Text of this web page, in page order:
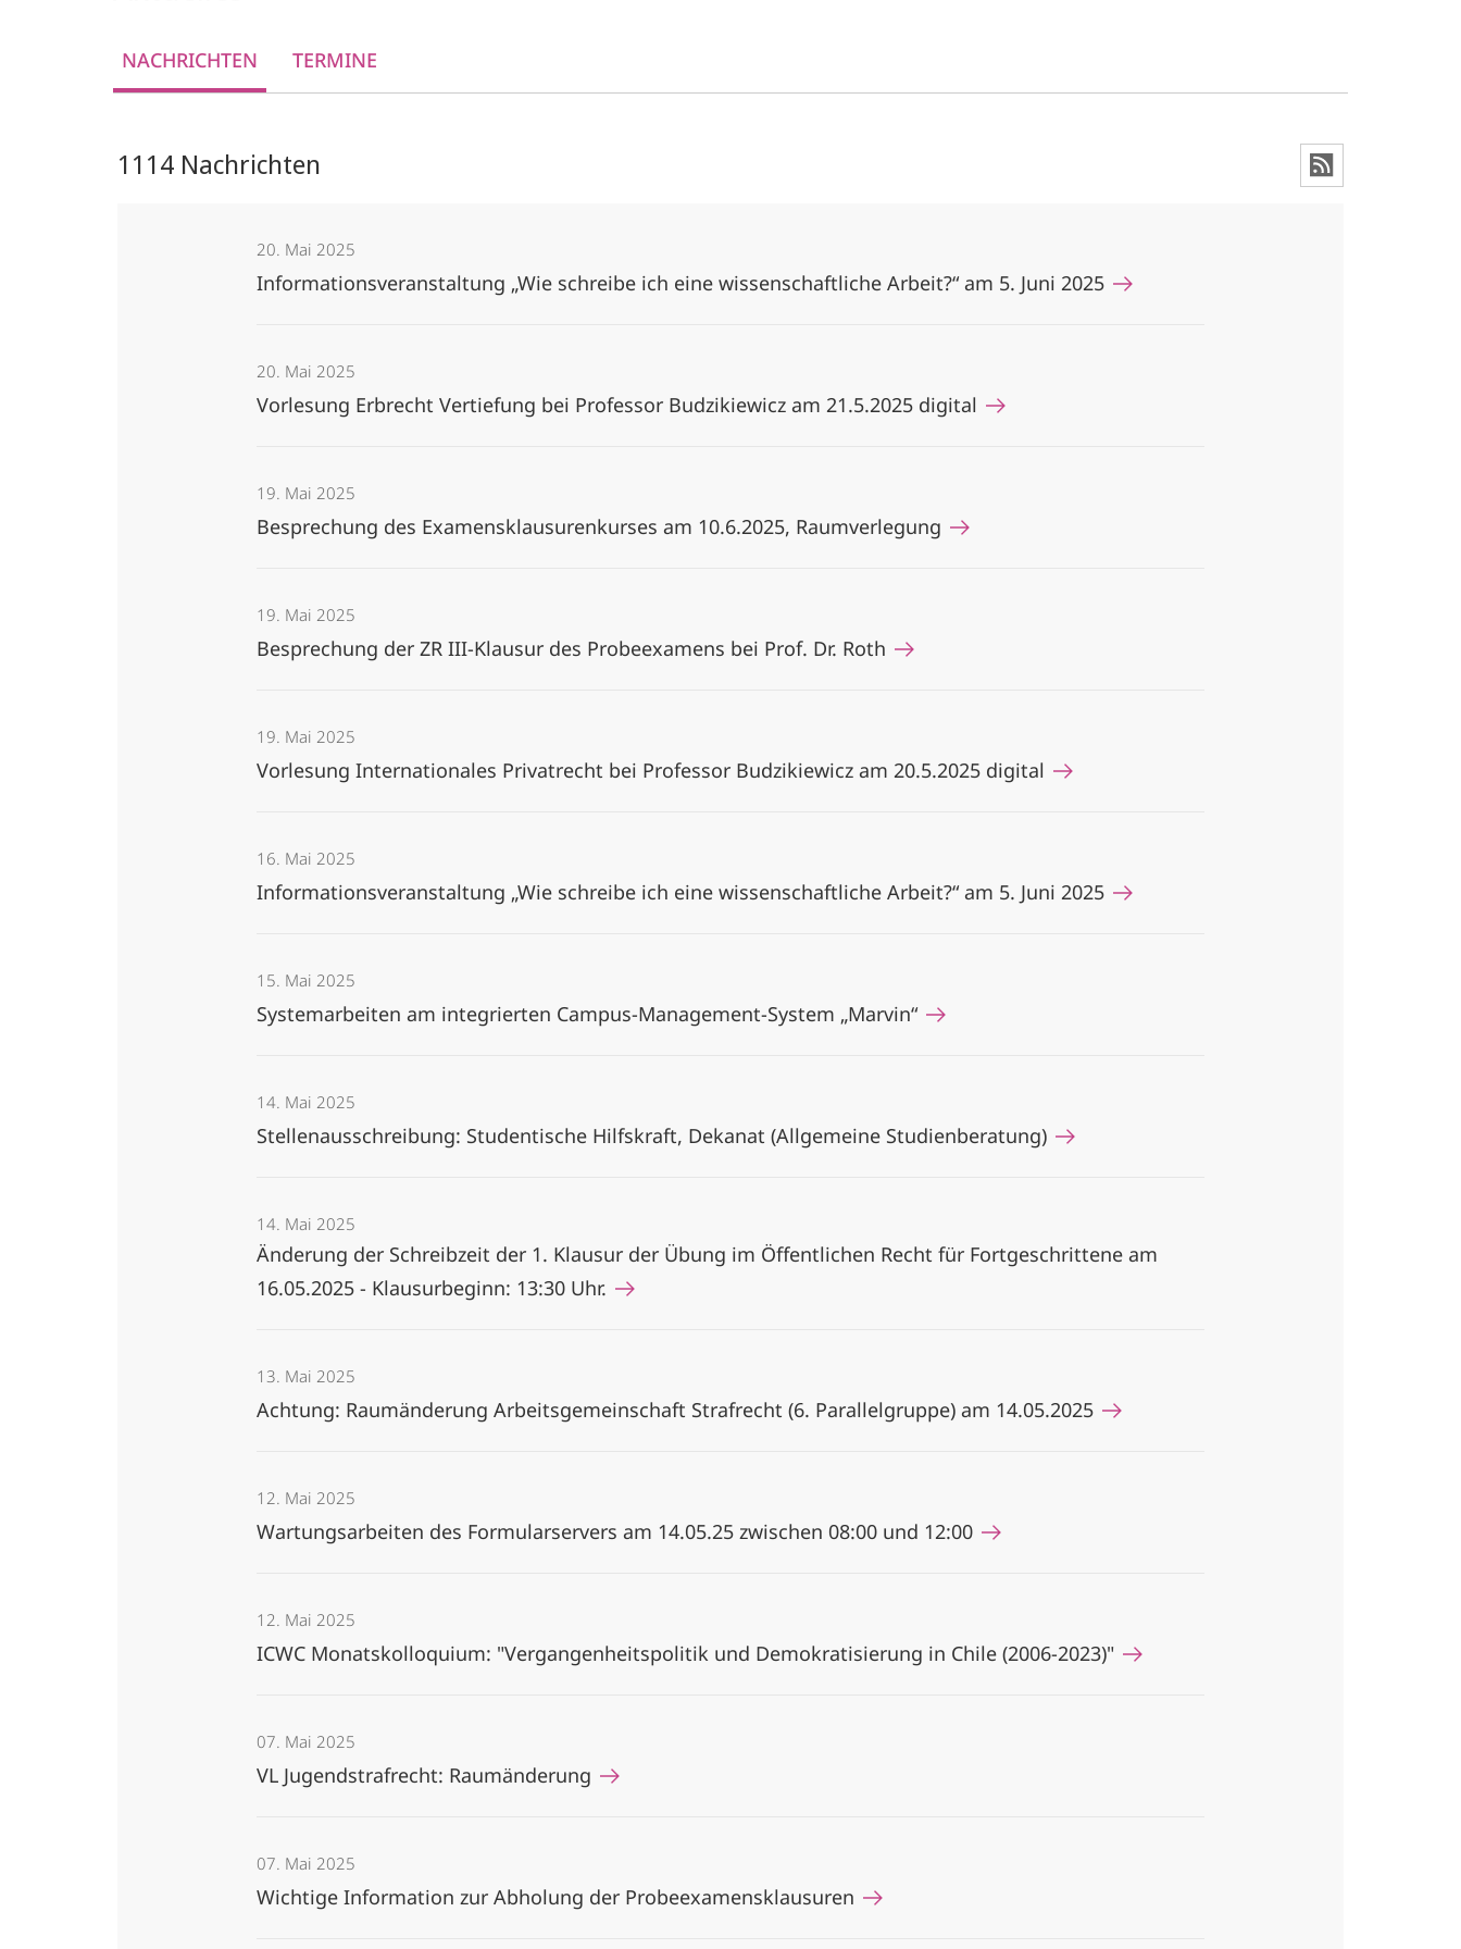
NACHRICHTEN TERMINE
1114 Nachrichten
20. Mai 2025
Informationsveranstaltung „Wie schreibe ich eine wissenschaftliche Arbeit?“ am 5. Juni 2025
20. Mai 2025
Vorlesung Erbrecht Vertiefung bei Professor Budzikiewicz am 21.5.2025 digital
19. Mai 2025
Besprechung des Examensklausurenkurses am 10.6.2025, Raumverlegung
19. Mai 2025
Besprechung der ZR III-Klausur des Probeexamens bei Prof. Dr. Roth
19. Mai 2025
Vorlesung Internationales Privatrecht bei Professor Budzikiewicz am 20.5.2025 digital
16. Mai 2025
Informationsveranstaltung „Wie schreibe ich eine wissenschaftliche Arbeit?“ am 5. Juni 2025
15. Mai 2025
Systemarbeiten am integrierten Campus-Management-System „Marvin“
14. Mai 2025
Stellenausschreibung: Studentische Hilfskraft, Dekanat (Allgemeine Studienberatung)
14. Mai 2025
Änderung der Schreibzeit der 1. Klausur der Übung im Öffentlichen Recht für Fortgeschrittene am
16.05.2025 - Klausurbeginn: 13:30 Uhr.
13. Mai 2025
Achtung: Raumänderung Arbeitsgemeinschaft Strafrecht (6. Parallelgruppe) am 14.05.2025
12. Mai 2025
Wartungsarbeiten des Formularservers am 14.05.25 zwischen 08:00 und 12:00
12. Mai 2025
ICWC Monatskolloquium: "Vergangenheitspolitik und Demokratisierung in Chile (2006-2023)"
07. Mai 2025
VL Jugendstrafrecht: Raumänderung
07. Mai 2025
Wichtige Information zur Abholung der Probeexamensklausuren